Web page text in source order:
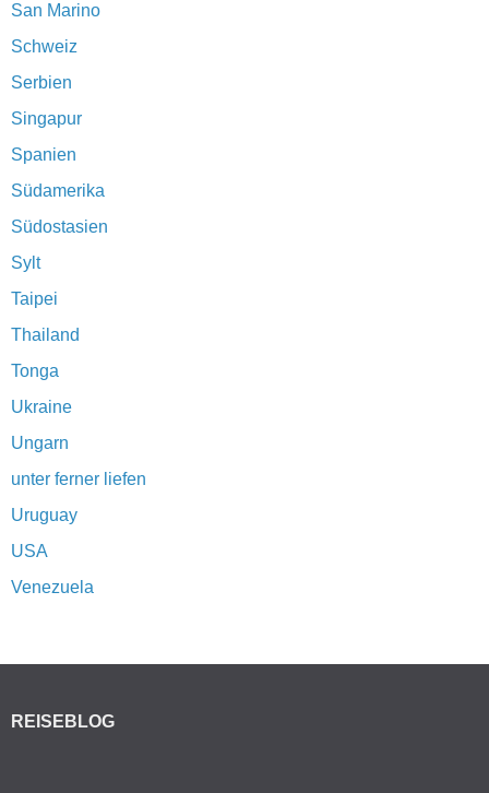
San Marino
Schweiz
Serbien
Singapur
Spanien
Südamerika
Südostasien
Sylt
Taipei
Thailand
Tonga
Ukraine
Ungarn
unter ferner liefen
Uruguay
USA
Venezuela
REISEBLOG